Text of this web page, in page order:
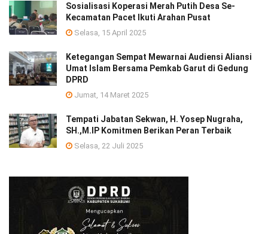
Sosialisasi Koperasi Merah Putih Desa Se-
Kecamatan Pacet Ikuti Arahan Pusat
Selasa, 15 April 2025
Ketegangan Sempat Mewarnai Audiensi Aliansi
Umat Islam Bersama Pemkab Garut di Gedung
DPRD
Jumat, 14 Maret 2025
Tempati Jabatan Sekwan, H. Yosep Nugraha,
SH.,M.IP Komitmen Berikan Peran Terbaik
Selasa, 22 Juli 2025